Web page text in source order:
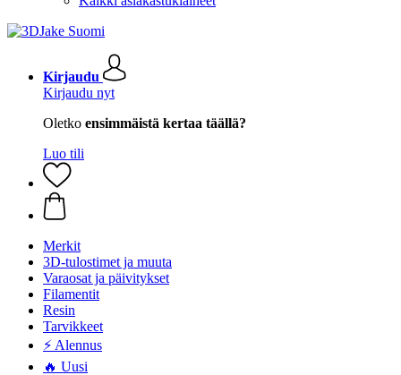
Kirjaudu
Kirjaudu nyt
Oletko ensimmäistä kertaa täällä?
Luo tili
Merkit
3D-tulostimet ja muuta
Varaosat ja päivitykset
Filamentit
Resin
Tarvikkeet
⚡ Alennus
🔥 Uusi